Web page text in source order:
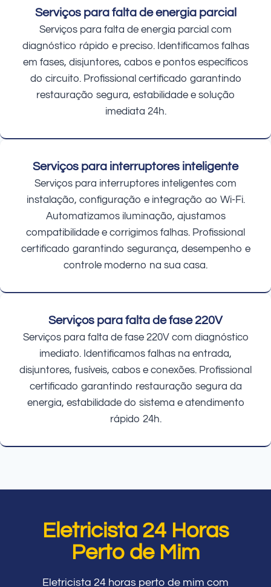
Serviços para falta de energia parcial
Serviços para falta de energia parcial com
diagnóstico rápido e preciso. Identificamos falhas
em fases, disjuntores, cabos e pontos específicos
do circuito. Profissional certificado garantindo
restauração segura, estabilidade e solução
imediata 24h.
Serviços para interruptores inteligente
Serviços para interruptores inteligentes com
instalação, configuração e integração ao Wi-Fi.
Automatizamos iluminação, ajustamos
compatibilidade e corrigimos falhas. Profissional
certificado garantindo segurança, desempenho e
controle moderno na sua casa.
Serviços para falta de fase 220V
Serviços para falta de fase 220V com diagnóstico
imediato. Identificamos falhas na entrada,
disjuntores, fusíveis, cabos e conexões. Profissional
certificado garantindo restauração segura da
energia, estabilidade do sistema e atendimento
rápido 24h.
Eletricista 24 Horas
Perto de Mim
Eletricista 24 horas perto de mim com